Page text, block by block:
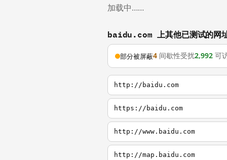
加载中……
baidu.com 上其他已测试的网
部分被屏蔽4 间歇性受扰2,992 可
http://baidu.com
https://baidu.com
http://www.baidu.com
http://map.baidu.com